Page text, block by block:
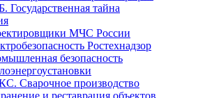
Государственная тайна
МЧС России
Ростехнадзор
безопасность
Сварочное производство
и реставрация объектов